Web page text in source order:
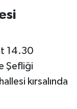
14.30
Şefliği
kırsalında